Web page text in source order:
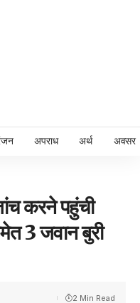
अपराध अर्थ अवसर
करने पहुंची
3 जवान बुरी
2 Min Read